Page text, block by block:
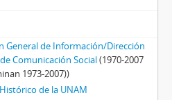
General de Información/Dirección
Comunicación Social(1970-2007
1973-2007))
de la UNAM